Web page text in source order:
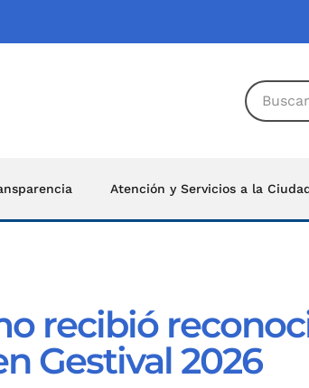
Atención y Servicios a la
recibió
Gestival 2026